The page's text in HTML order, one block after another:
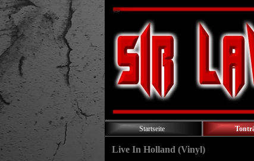
Startseite
Live In Holland (Vinyl)